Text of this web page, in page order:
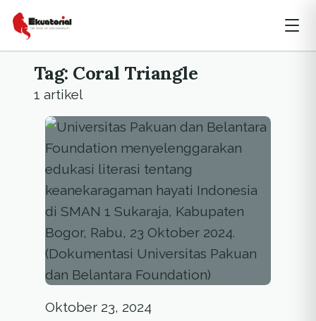
Tag: Coral Triangle
1 artikel
Oktober 23, 2024